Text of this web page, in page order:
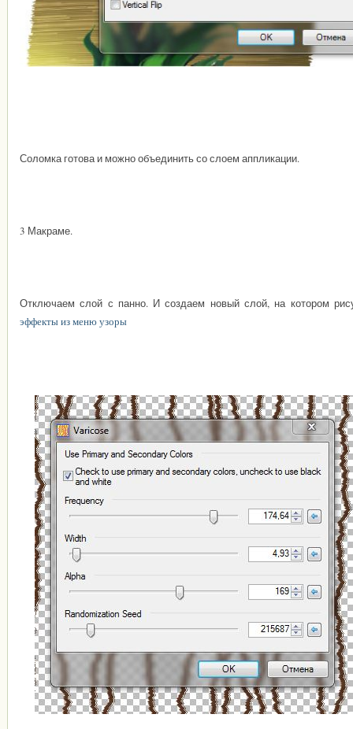
Соломка готова и можно объединить со слоем аппликации.
3 Макраме.
Отключаем слой с панно. И создаем новый слой, на котором
эффекты из меню узоры